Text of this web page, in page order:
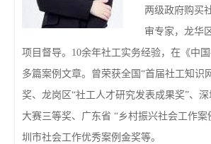
两级政府购买
审专家，龙华
项目督导。10余年社工实务经验，在《中
多篇案例文章。曾荣获全国“首届社工知识
奖、龙岗区“社工人才研究发表成果奖”、
大赛三等奖、广东省 “乡村振兴社会工作案
圳市社会工作优秀案例金奖等。